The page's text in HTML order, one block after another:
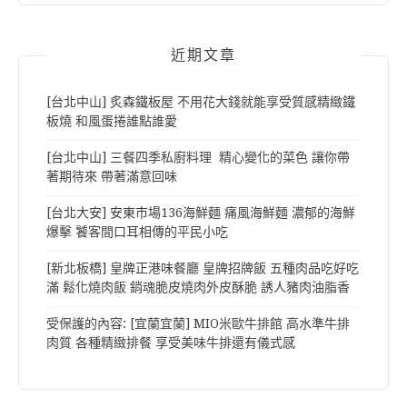
近期文章
[台北中山] 炙森鐵板屋 不用花大錢就能享受質感精緻鐵
板燒 和風蛋捲誰點誰愛
[台北中山] 三餐四季私廚料理 精心變化的菜色 讓你帶
著期待來 帶著滿意回味
[台北大安] 安東市場136海鮮麵 痛風海鮮麵 濃郁的海鮮
爆擊 饕客間口耳相傳的平民小吃
[新北板橋] 皇牌正港味餐廳 皇牌招牌飯 五種肉品吃好吃
滿 鬆化燒肉飯 銷魂脆皮燒肉外皮酥脆 誘人豬肉油脂香
受保護的內容: [宜蘭宜蘭] MIO米歐牛排館 高水準牛排
肉質 各種精緻排餐 享受美味牛排還有儀式感